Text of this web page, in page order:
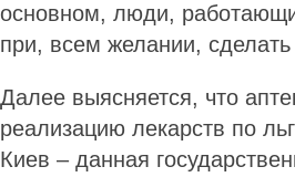
основном, люди,
при, всем желании, сделать
Далее выясняется, что
реализацию лекарств по
Киев – данная